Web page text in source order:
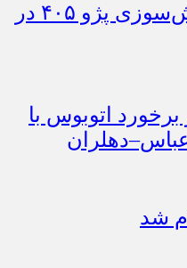
۳فوتی در واژگونی و آتش‌سوزی پژو ۴۰۵ در
اتوبوس با
شد